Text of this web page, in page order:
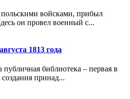
польскими войсками, прибыл
он провел военный с...
1813 года
библиотека – первая в
принад...